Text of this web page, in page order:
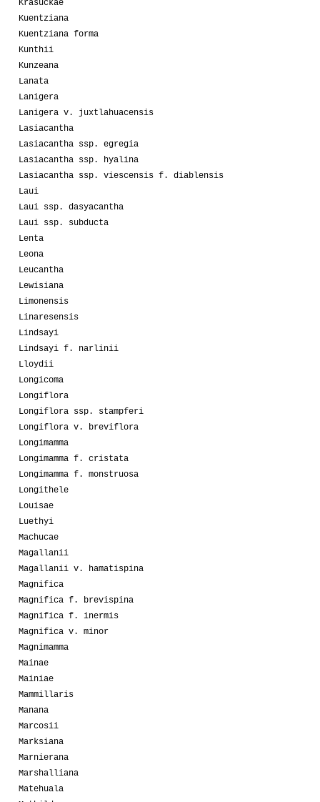
Krasuckae
Kuentziana
Kuentziana forma
Kunthii
Kunzeana
Lanata
Lanigera
Lanigera v. juxtlahuacensis
Lasiacantha
Lasiacantha ssp. egregia
Lasiacantha ssp. hyalina
Lasiacantha ssp. viescensis f. diablensis
Laui
Laui ssp. dasyacantha
Laui ssp. subducta
Lenta
Leona
Leucantha
Lewisiana
Limonensis
Linaresensis
Lindsayi
Lindsayi f. narlinii
Lloydii
Longicoma
Longiflora
Longiflora ssp. stampferi
Longiflora v. breviflora
Longimamma
Longimamma f. cristata
Longimamma f. monstruosa
Longithele
Louisae
Luethyi
Machucae
Magallanii
Magallanii v. hamatispina
Magnifica
Magnifica f. brevispina
Magnifica f. inermis
Magnifica v. minor
Magnimamma
Mainae
Mainiae
Mammillaris
Manana
Marcosii
Marksiana
Marnierana
Marshalliana
Matehuala